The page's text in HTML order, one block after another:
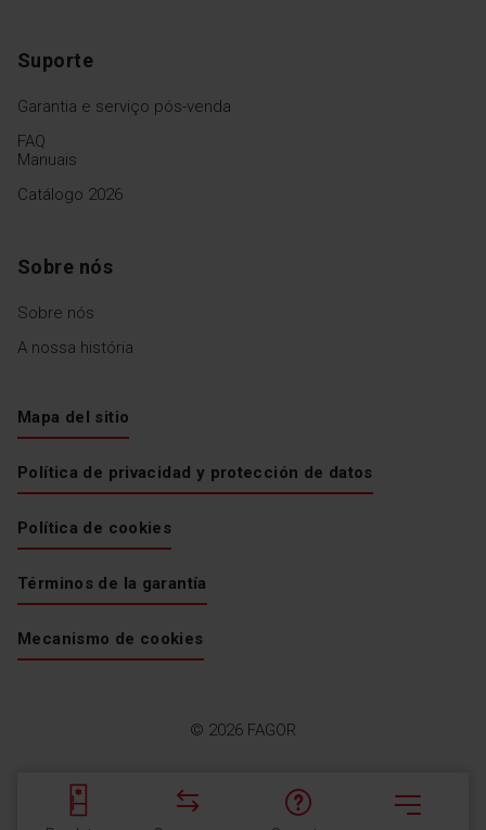
Suporte
Garantia e serviço pós-venda
FAQ
Manuais
Catálogo 2026
Sobre nós
Sobre nós
A nossa história
© 2026 FAGOR
Mapa del sitio
Política de privacidad y protección de datos
Política de cookies
Términos de la garantía
Mecanismo de cookies